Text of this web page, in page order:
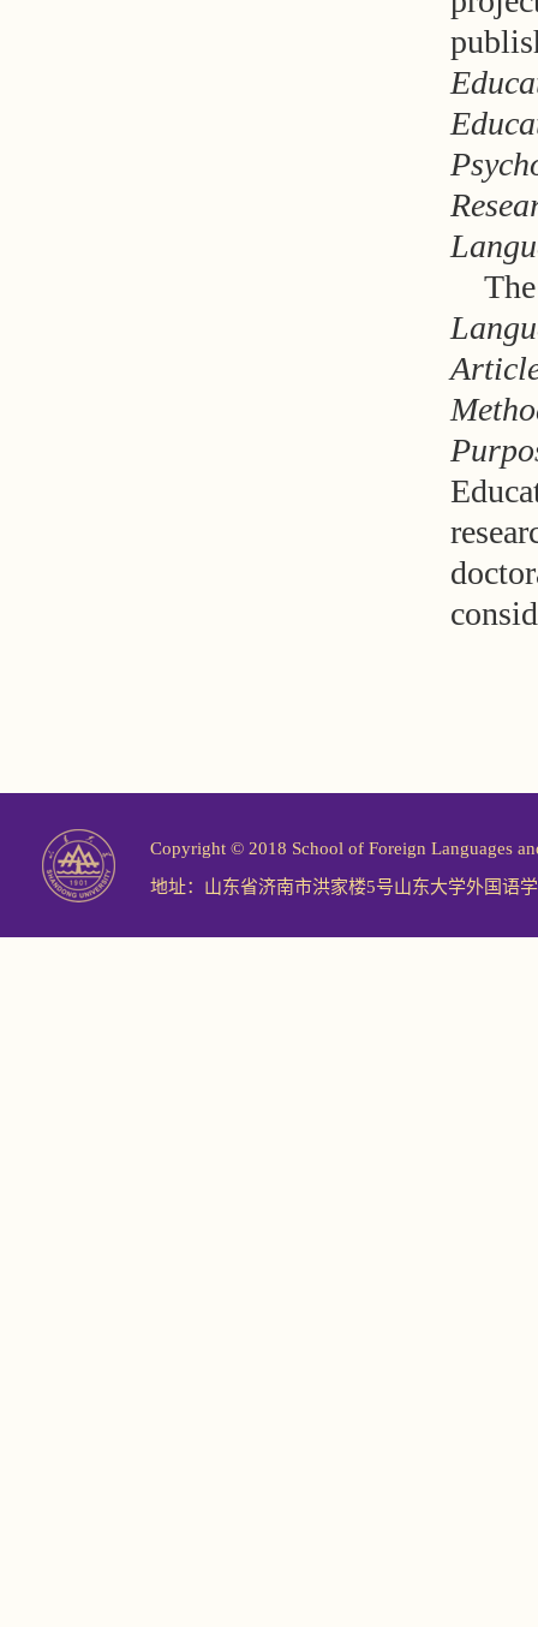
Copyright © 2018 School of Foreign Languages
地址：山东省济南市洪家楼5号山东大学外国语